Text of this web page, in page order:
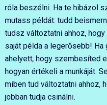
róla beszélni. Ha te hibázol
mutass példát: tudd
tudsz változtatni ahhoz,
saját példa a legerősebb!
ahelyett, hogy szembesíted
hogyan értékeli a munkáját.
miben tud változtatni ahhoz,
jobban tudja csinálni.